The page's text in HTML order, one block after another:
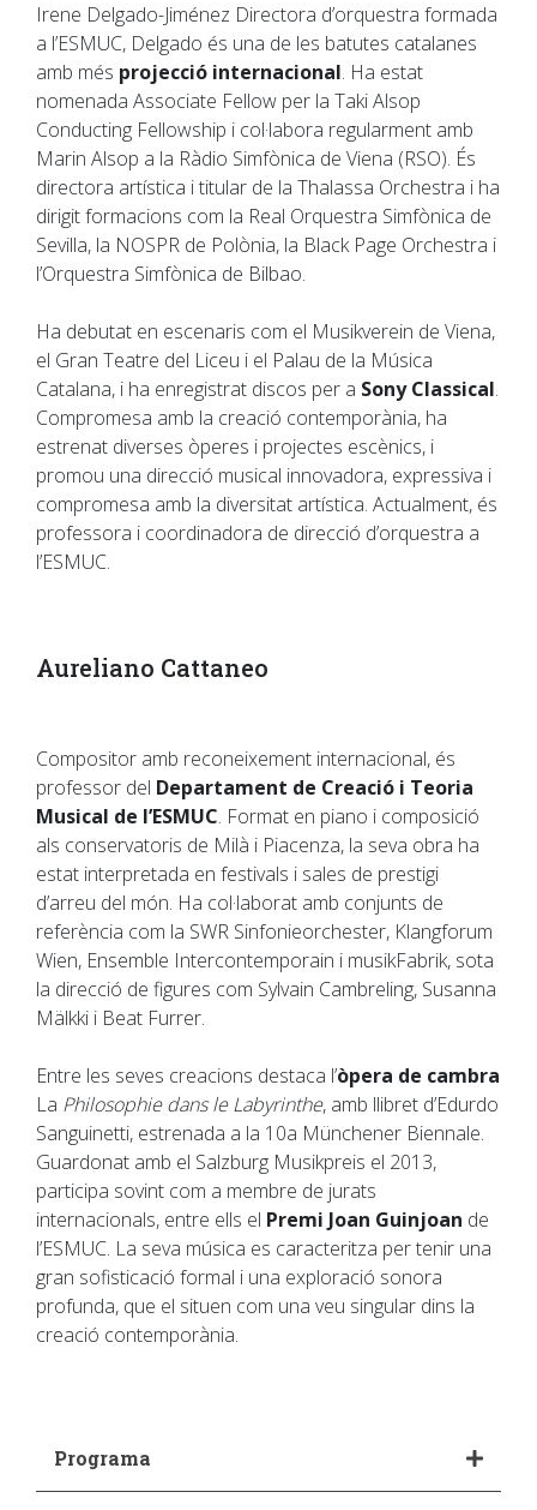
Irene Delgado-Jiménez Directora d’orquestra formada
a l’ESMUC, Delgado és una de les batutes catalanes
amb més projecció internacional. Ha estat
nomenada Associate Fellow per la Taki Alsop
Conducting Fellowship i col·labora regularment amb
Marin Alsop a la Ràdio Simfònica de Viena (RSO). És
directora artística i titular de la Thalassa Orchestra i ha
dirigit formacions com la Real Orquestra Simfònica de
Sevilla, la NOSPR de Polònia, la Black Page Orchestra i
l’Orquestra Simfònica de Bilbao.
Ha debutat en escenaris com el Musikverein de Viena,
el Gran Teatre del Liceu i el Palau de la Música
Catalana, i ha enregistrat discos per a Sony Classical.
Compromesa amb la creació contemporània, ha
estrenat diverses òperes i projectes escènics, i
promou una direcció musical innovadora, expressiva i
compromesa amb la diversitat artística. Actualment, és
professora i coordinadora de direcció d’orquestra a
l’ESMUC.
Aureliano Cattaneo
Compositor amb reconeixement internacional, és
professor del Departament de Creació i Teoria
Musical de l’ESMUC. Format en piano i composició
als conservatoris de Milà i Piacenza, la seva obra ha
estat interpretada en festivals i sales de prestigi
d’arreu del món. Ha col·laborat amb conjunts de
referència com la SWR Sinfonieorchester, Klangforum
Wien, Ensemble Intercontemporain i musikFabrik, sota
la direcció de figures com Sylvain Cambreling, Susanna
Mälkki i Beat Furrer.
Entre les seves creacions destaca l’òpera de cambra
La Philosophie dans le Labyrinthe, amb llibret d’Edurdo
Sanguinetti, estrenada a la 10a Münchener Biennale.
Guardonat amb el Salzburg Musikpreis el 2013,
participa sovint com a membre de jurats
internacionals, entre ells el Premi Joan Guinjoan de
l’ESMUC. La seva música es caracteritza per tenir una
gran sofisticació formal i una exploració sonora
profunda, que el situen com una veu singular dins la
creació contemporània.
Programa